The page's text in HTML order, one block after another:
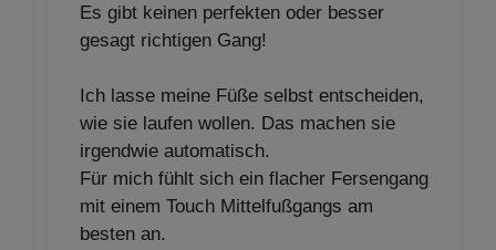
Es gibt keinen perfekten oder besser
gesagt richtigen Gang!
Ich lasse meine Füße selbst entscheiden,
wie sie laufen wollen. Das machen sie
irgendwie automatisch.
Für mich fühlt sich ein flacher Fersengang
mit einem Touch Mittelfußgangs am
besten an.